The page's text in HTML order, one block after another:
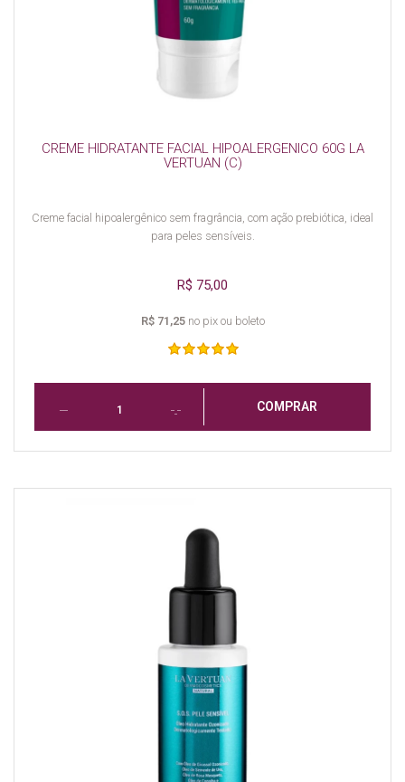
CREME HIDRATANTE FACIAL HIPOALERGENICO 60G LA
VERTUAN (C)
Creme facial hipoalergênico sem fragrância, com ação prebiótica, ideal
para peles sensíveis.
R$ 75,00
R$ 71,25no pix ou boleto
COMPRAR